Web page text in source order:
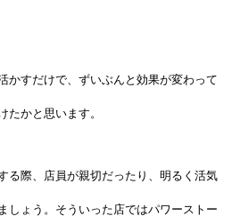
かすだけで、ずいぶんと効果が変わって
たかと思います。
る際、店員が親切だったり、明るく活気
しょう。そういった店ではパワーストー